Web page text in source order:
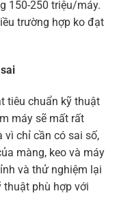
150-250 triệu/máy.
trường hợp ko đạt
tiêu chuẩn kỹ thuật
máy sẽ mất rất
vì chỉ cần có sai số,
màng, keo và máy
và thử nghiệm lại
phù hợp với